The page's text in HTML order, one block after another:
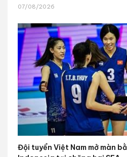
07/08/2026
Đội tuyển Việt Nam mở màn